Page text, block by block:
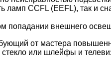
ламп CCFL (EEFL), так и
попадании внешнего
от мастера
или шлейфы и